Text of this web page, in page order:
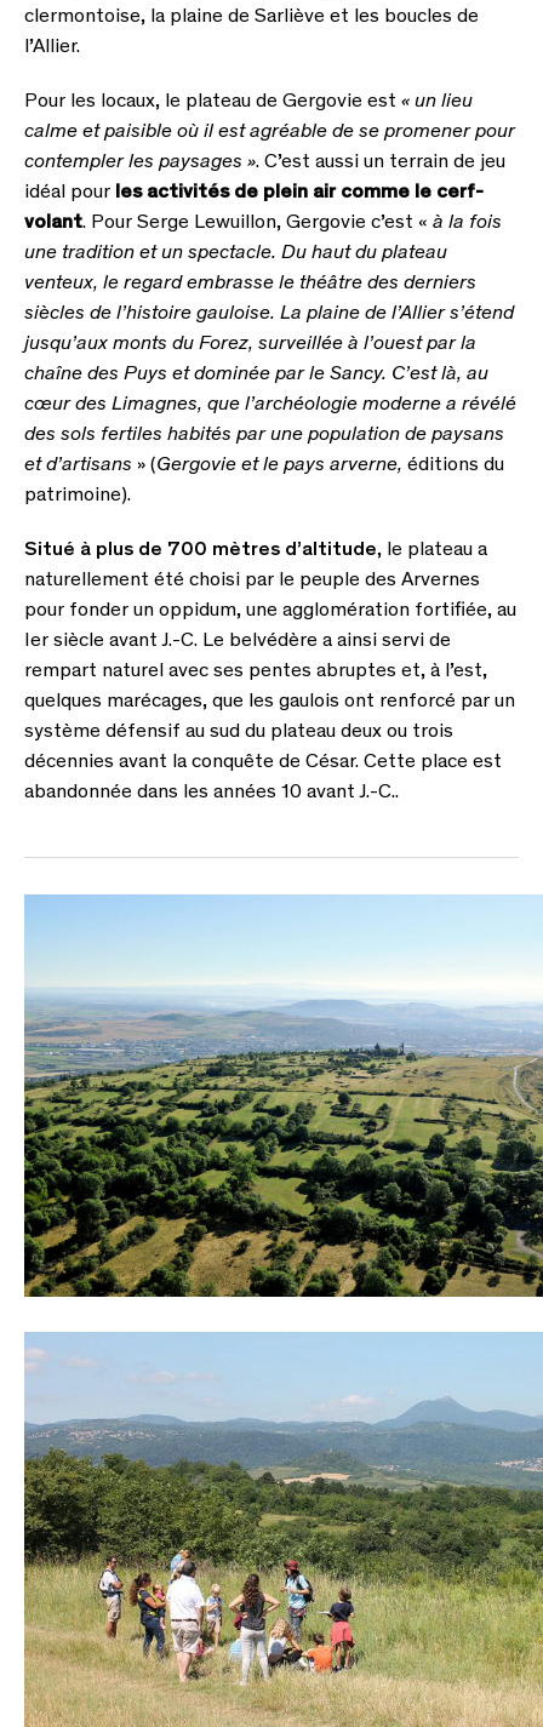
clermontoise, la plaine de Sarliève et les boucles de
l’Allier.
Pour les locaux, le plateau de Gergovie est « un lieu
calme et paisible où il est agréable de se promener pour
contempler les paysages ». C’est aussi un terrain de jeu
idéal pour les activités de plein air comme le cerf-
volant. Pour Serge Lewuillon, Gergovie c’est « à la fois
une tradition et un spectacle. Du haut du plateau
venteux, le regard embrasse le théâtre des derniers
siècles de l’histoire gauloise. La plaine de l’Allier s’étend
jusqu’aux monts du Forez, surveillée à l’ouest par la
chaîne des Puys et dominée par le Sancy. C’est là, au
cœur des Limagnes, que l’archéologie moderne a révélé
des sols fertiles habités par une population de paysans
et d’artisans » (Gergovie et le pays arverne, éditions du
patrimoine).
Situé à plus de 700 mètres d’altitude, le plateau a
naturellement été choisi par le peuple des Arvernes
pour fonder un oppidum, une agglomération fortifiée, au
Ier siècle avant J.-C. Le belvédère a ainsi servi de
rempart naturel avec ses pentes abruptes et, à l’est,
quelques marécages, que les gaulois ont renforcé par un
système défensif au sud du plateau deux ou trois
décennies avant la conquête de César. Cette place est
abandonnée dans les années 10 avant J.-C..